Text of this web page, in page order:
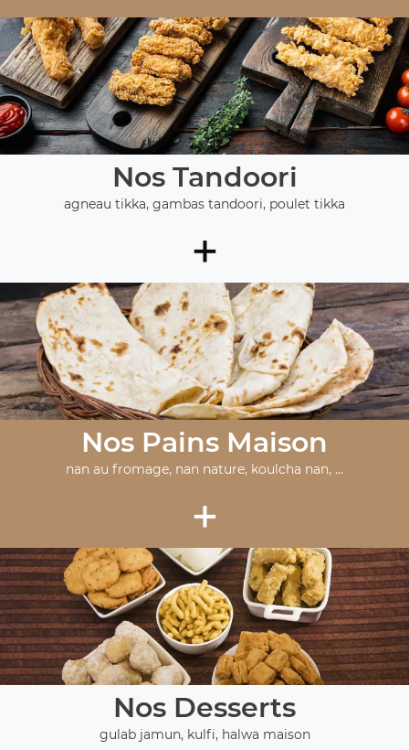
Nos Tandoori
agneau tikka, gambas tandoori, poulet tikka
+
Nos Pains Maison
nan au fromage, nan nature, koulcha nan, ...
+
Nos Desserts
gulab jamun, kulfi, halwa maison